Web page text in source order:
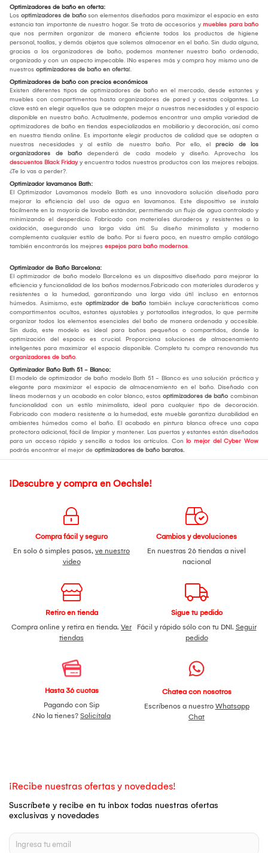
Optimizadores de baño en oferta:
Los optimizadores de baño son elementos diseñados para maximizar el espacio en esta
estancia tan importante de nuestro hogar. Se trata de accesorios y muebles para baño
que nos permiten organizar de manera eficiente todos los productos de higiene
personal, toallas, y demás objetos que solemos almacenar en el baño. Sin duda alguna,
gracias a los organizadores de baño, podemos mantener nuestro baño ordenado,
organizado y con un aspecto impecable. ¡No esperes más y compra hoy mismo uno de
nuestros optimizadores de baño en oferta!.
Optimizadores de baño con precios económicos
Existen diferentes tipos de optimizadores de baño en el mercado, desde estantes y
muebles con compartimentos hasta organizadores de pared y cestas colgantes. La
clave está en elegir aquellos que se adapten mejor a nuestras necesidades y al espacio
disponible en nuestro baño. Actualmente, podemos encontrar una amplia variedad de
optimizadores de baño en tiendas especializadas en mobiliario y decoración, así como
en nuestra tienda online. Es importante elegir productos de calidad que se adapten a
nuestras necesidades y al estilo de nuestro baño. Por ello, el precio de los
organizadores de baño dependerá de cada modelo y diseño. Aprovecha los
descuentos Black Fridayy encuentra todos nuestros productos con las mejores rebajas.
¿Te lo vas a perder?.
Optimizador lavamanos Bath:
El Optimizador Lavamanos modelo Bath es una innovadora solución diseñada para
mejorar la eficiencia del uso de agua en lavamanos. Este dispositivo se instala
fácilmente en la mayoría de lavabo estándar, permitiendo un flujo de agua controlado y
minimizando el desperdicio. Fabricado con materiales duraderos y resistentes a la
oxidación, asegurando una larga vida útil. Su diseño minimalista y moderno
complementa cualquier estilo de baño. Por si fuera poco, en nuestro amplio catálogo
también encontrarás los mejores espejos para baño modernos.
Optimizador de Baño Barcelona:
El optimizador de baño modelo Barcelona es un dispositivo diseñado para mejorar la
eficiencia y funcionalidad de los baños modernos.Fabricado con materiales duraderos y
resistentes a la humedad, garantizando una larga vida útil incluso en entornos
húmedos. Asimismo, este optimizador de baño también incluye características como
compartimentos ocultos, estantes ajustables y portatoallas integrados, lo que permite
organizar todos los elementos esenciales del baño de manera ordenada y accesible.
Sin duda, este modelo es ideal para baños pequeños o compartidos, donde la
optimización del espacio es crucial. Proporciona soluciones de almacenamiento
inteligentes para maximizar el espacio disponible. Completa tu compra renovando tus
organizadores de baño.
Optimizador Baño Bath 51 - Blanco:
El modelo de optimizador de baño modelo Bath 51 - Blanco es una solución práctica y
elegante para maximizar el espacio de almacenamiento en el baño. Diseñado con
líneas modernas y un acabado en color blanco, estos optimizadores de baño combinan
funcionalidad con un estilo minimalista, ideal para cualquier tipo de decoración.
Fabricado con madera resistente a la humedad, este mueble garantiza durabilidad en
ambientes húmedos como el baño. El acabado en pintura blanca ofrece una capa
protectora adicional, fácil de limpiar y mantener. Las puertas y estantes están diseñados
para un acceso rápido y sencillo a todos los artículos. Con lo mejor del Cyber Wow
podrás encontrar el mejor de optimizadores de baño baratos.
¡Descubre y compra en Oechsle!
Compra fácil y seguro
En solo 6 simples pasos, ve nuestro
video
Cambios y devoluciones
En nuestras 26 tiendas a nivel
nacional
Retiro en tienda
Compra online y retira en tienda. Ver
tiendas
Sigue tu pedido
Fácil y rápido sólo con tu DNI. Seguir
pedido
Hasta 36 cuotas
Pagando con Sip
¿No la tienes? Solicítala
Chatea con nosotros
Escríbenos a nuestro Whatsapp
Chat
¡Recibe nuestras ofertas y novedades!
Suscríbete y recibe en tu inbox todas nuestras ofertas
exclusivas y novedades